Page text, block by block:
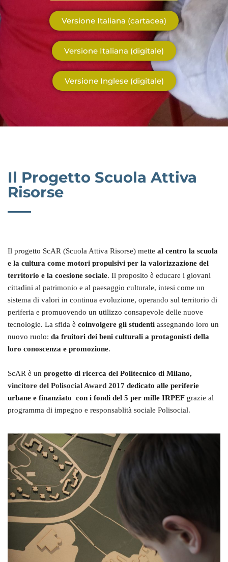
Versione Italiana (cartacea)
Versione Italiana (digitale)
Versione Inglese (digitale)
Il Progetto Scuola Attiva
Risorse
Il progetto ScAR (Scuola Attiva Risorse) mette al centro la scuola
e la cultura come motori propulsivi per la valorizzazione del
territorio e la coesione sociale. Il proposito è educare i giovani
cittadini al patrimonio e al paesaggio culturale, intesi come un
sistema di valori in continua evoluzione, operando sul territorio di
periferia e promuovendo un utilizzo consapevole delle nuove
tecnologie. La sfida è coinvolgere gli studenti assegnando loro un
nuovo ruolo: da fruitori dei beni culturali a protagonisti della
loro conoscenza e promozione.
ScAR è un progetto di ricerca del Politecnico di Milano,
vincitore del Polisocial Award 2017 dedicato alle periferie
urbane e finanziato con i fondi del 5 per mille IRPEF grazie al
programma di impegno e responsablità sociale Polisocial.